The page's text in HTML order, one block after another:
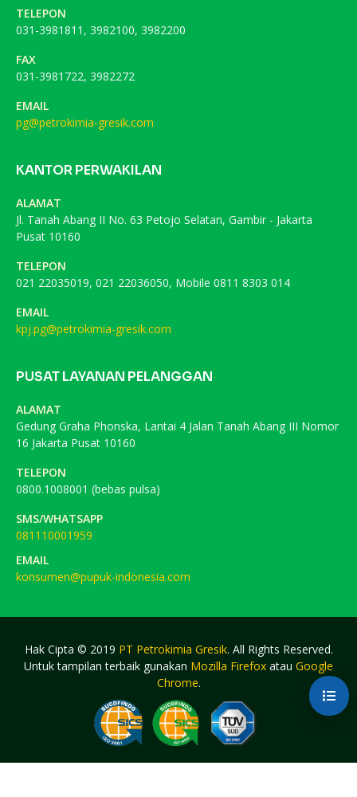
TELEPON
031-3981811, 3982100, 3982200
FAX
031-3981722, 3982272
EMAIL
pg@petrokimia-gresik.com
KANTOR PERWAKILAN
ALAMAT
Jl. Tanah Abang II No. 63 Petojo Selatan, Gambir - Jakarta
Pusat 10160
TELEPON
021 22035019, 021 22036050, Mobile 0811 8303 014
EMAIL
kpj.pg@petrokimia-gresik.com
PUSAT LAYANAN PELANGGAN
ALAMAT
Gedung Graha Phonska, Lantai 4 Jalan Tanah Abang III Nomor
16 Jakarta Pusat 10160
TELEPON
0800.1008001 (bebas pulsa)
SMS/WHATSAPP
081110001959
EMAIL
konsumen@pupuk-indonesia.com
Hak Cipta © 2019 PT Petrokimia Gresik. All Rights Reserved.
Untuk tampilan terbaik gunakan Mozilla Firefox atau Google
Chrome.